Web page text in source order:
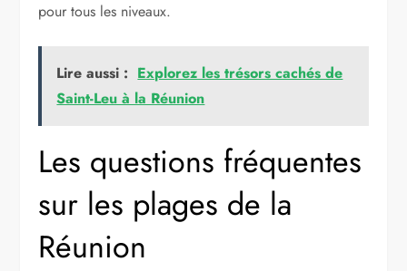
pour tous les niveaux.
Lire aussi : Explorez les trésors cachés de
Saint-Leu à la Réunion
Les questions fréquentes
sur les plages de la
Réunion